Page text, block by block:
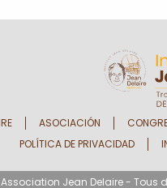
ASOCIACIÓN
POLÍTICA DE PRIVACIDAD
Jean Delaire - Tous